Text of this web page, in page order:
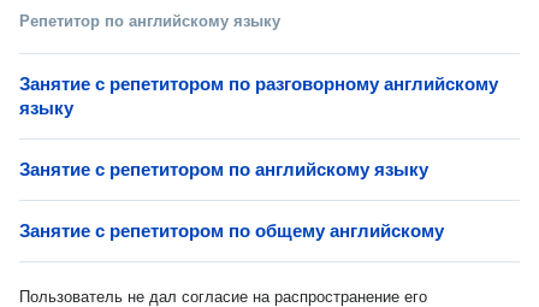
Репетитор по английскому языку
Занятие с репетитором по разговорному английскому
языку
Занятие с репетитором по английскому языку
Занятие с репетитором по общему английскому
Пользователь не дал согласие на распространение его